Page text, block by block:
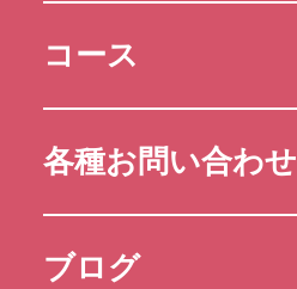
コース
各種お問い合わせ
ブログ